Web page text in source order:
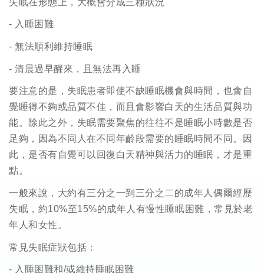
- 入睡困難
-無法順利維持睡眠
-清晨過早醒來，且無法再入睡
要注意的是，失眠患者即使不缺睡眠機會與時間，也會自
覺睡得不夠或品質不佳，而且會影響白天的生活品質與功
能。除此之外，失眠需要聚焦的往往不是睡眠小時數是否
足夠，因為不同人在不同年齡段需要的睡眠時間不同。因
此，是否有自覺可以回復白天精神與活力的睡眠，才是重
點。
一般來說，大約有三分之一到三分之二的成年人偶爾經歷
失眠，約10%至15%的成年人有慢性睡眠困難，常見於老
年人和女性。
常見失眠症狀包括：
- 入睡困難和/或維持睡眠困難